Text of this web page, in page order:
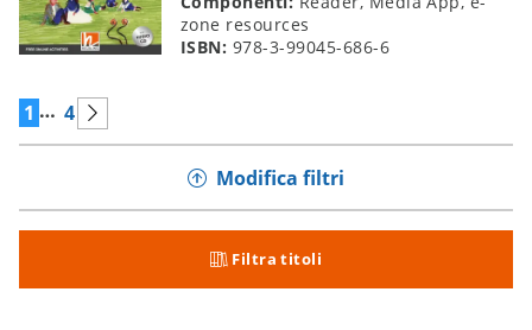
zone resources
ISBN: 978-3-99045-686-6
1 … 4
Modifica filtri
Filtra titoli